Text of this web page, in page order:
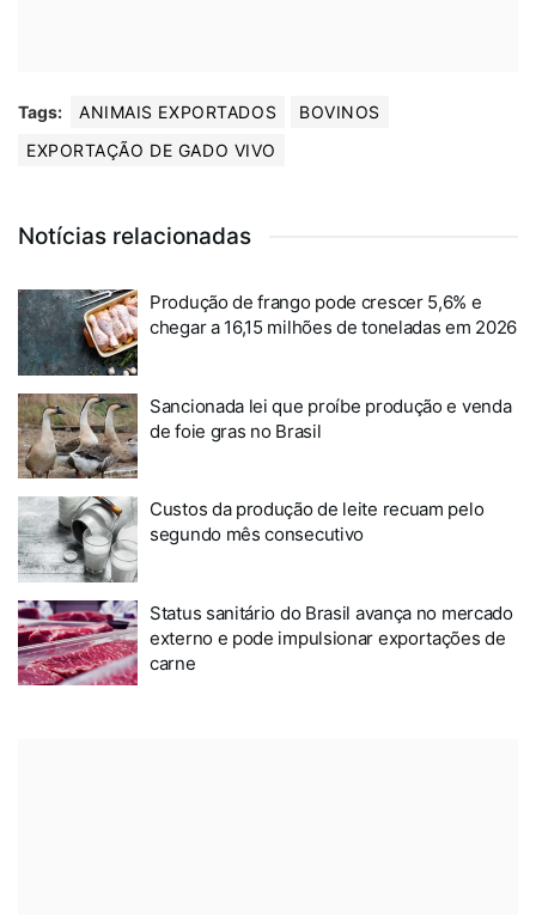
Tags: ANIMAIS EXPORTADOS
BOVINOS
EXPORTAÇÃO DE GADO VIVO
Notícias relacionadas
Produção de frango pode crescer 5,6% e
chegar a 16,15 milhões de toneladas em 2026
Sancionada lei que proíbe produção e venda
de foie gras no Brasil
Custos da produção de leite recuam pelo
segundo mês consecutivo
Status sanitário do Brasil avança no mercado
externo e pode impulsionar exportações de
carne